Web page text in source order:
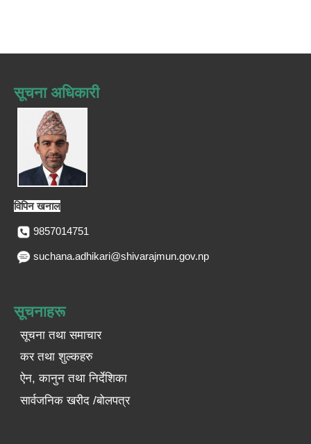
सूचना अधिकारी
विपिन खनाल
9857014751
suchana.adhikari@shivarajmun.gov.np
सूचनाहरू
सूचना तथा समाचार
कर तथा शुल्कहरु
ऐन, कानुन तथा निर्देशिका
सार्वजनिक खरीद /बोलपत्र